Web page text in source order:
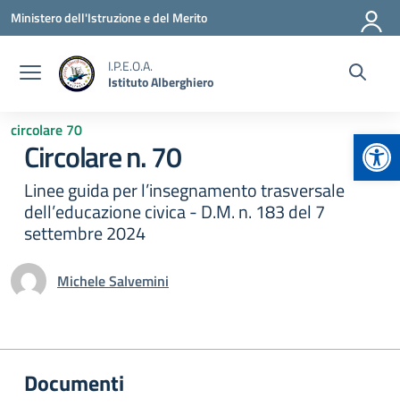
Vai ai contenuti
Vai al menu di navigazione
Vai al footer
Ministero dell'Istruzione e del Merito
I.P.E.O.A.
Istituto Alberghiero
circolare 70
Circolare n. 70
Linee guida per l’insegnamento trasversale
dell’educazione civica - D.M. n. 183 del 7
settembre 2024
Michele Salvemini
Documenti